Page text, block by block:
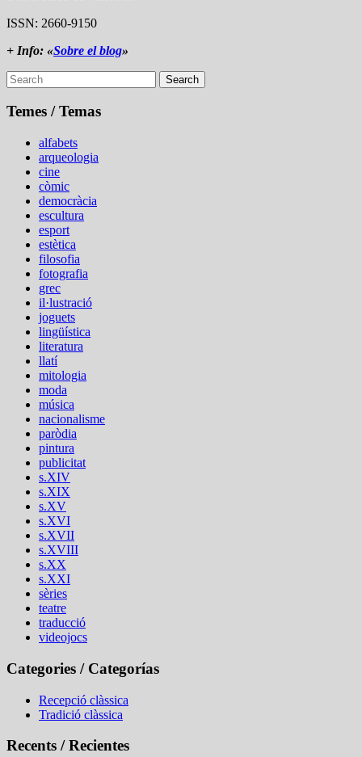
ISSN: 2660-9150
+ Info: «Sobre el blog»
Search
Temes / Temas
alfabets
arqueologia
cine
còmic
democràcia
escultura
esport
estètica
filosofia
fotografia
grec
il·lustració
joguets
lingüística
literatura
llatí
mitologia
moda
música
nacionalisme
paròdia
pintura
publicitat
s.XIV
s.XIX
s.XV
s.XVI
s.XVII
s.XVIII
s.XX
s.XXI
sèries
teatre
traducció
videojocs
Categories / Categorías
Recepció clàssica
Tradició clàssica
Recents / Recientes